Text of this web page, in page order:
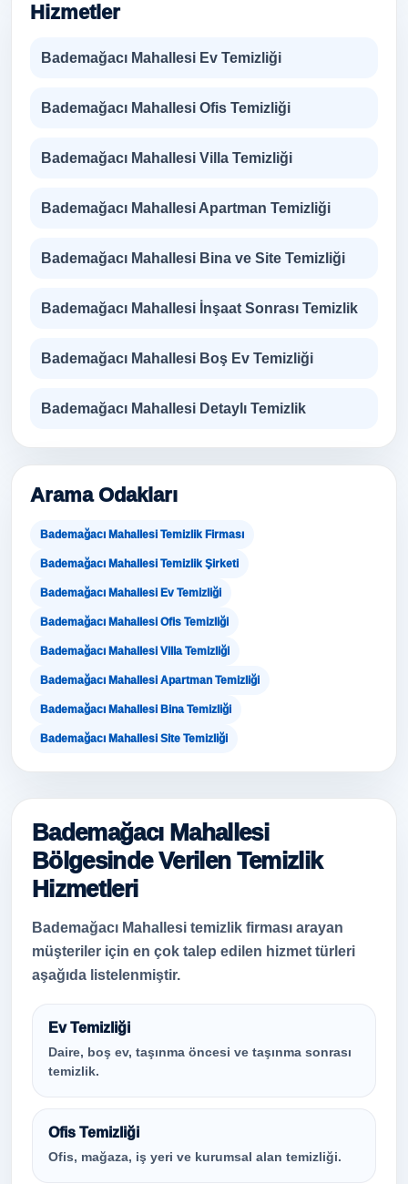
Hizmetler
Bademağacı Mahallesi Ev Temizliği
Bademağacı Mahallesi Ofis Temizliği
Bademağacı Mahallesi Villa Temizliği
Bademağacı Mahallesi Apartman Temizliği
Bademağacı Mahallesi Bina ve Site Temizliği
Bademağacı Mahallesi İnşaat Sonrası Temizlik
Bademağacı Mahallesi Boş Ev Temizliği
Bademağacı Mahallesi Detaylı Temizlik
Arama Odakları
Bademağacı Mahallesi Temizlik Firması
Bademağacı Mahallesi Temizlik Şirketi
Bademağacı Mahallesi Ev Temizliği
Bademağacı Mahallesi Ofis Temizliği
Bademağacı Mahallesi Villa Temizliği
Bademağacı Mahallesi Apartman Temizliği
Bademağacı Mahallesi Bina Temizliği
Bademağacı Mahallesi Site Temizliği
Bademağacı Mahallesi
Bölgesinde Verilen Temizlik
Hizmetleri
Bademağacı Mahallesi temizlik firması arayan
müşteriler için en çok talep edilen hizmet türleri
aşağıda listelenmiştir.
Ev Temizliği
Daire, boş ev, taşınma öncesi ve taşınma sonrası
temizlik.
Ofis Temizliği
Ofis, mağaza, iş yeri ve kurumsal alan temizliği.